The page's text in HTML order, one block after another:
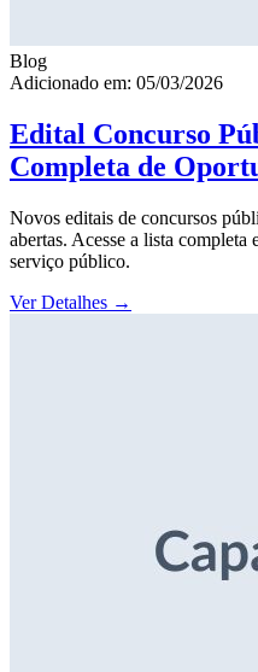
Blog
Adicionado em: 05/03/2026
Edital Concurso
Completa de
Novos editais de concursos
abertas. Acesse a lista completa
serviço público.
Ver Detalhes →